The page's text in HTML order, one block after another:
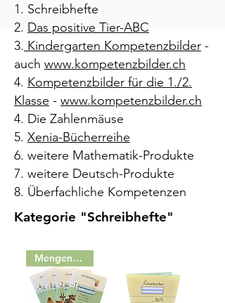
1. Schreibhefte
2. Das positive Tier-ABC
3. Kindergarten Kompetenzbilder -
auch www.kompetenzbilder.ch
4. Kompetenzbilder für die 1./2.
Klasse - www.kompetenzbilder.ch
4. Die Zahlenmäuse
5. Xenia-Bücherreihe
6. weitere Mathematik-Produkte
7. weitere Deutsch-Produkte
8. Überfachliche Kompetenzen
Kategorie "Schreibhefte"
Mengenrabatt